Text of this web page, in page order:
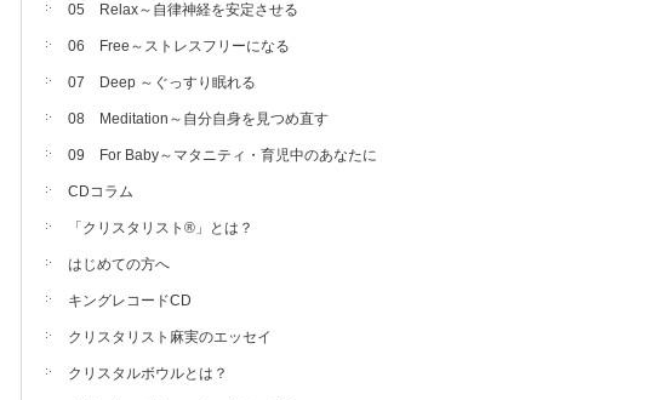
05 Relax～自律神経を安定させる
06 Free～ストレスフリーになる
07 Deep ～ぐっすり眠れる
08 Meditation～自分自身を見つめ直す
09 For Baby～マタニティ・育児中のあなたに
CDコラム
「クリスタリスト®」とは？
はじめての方へ
キングレコードCD
クリスタリスト麻実のエッセイ
クリスタルボウルとは？